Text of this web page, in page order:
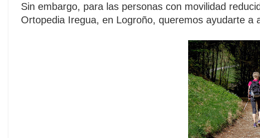
Sin embargo, para las personas con movilidad
Ortopedia Iregua, en Logroño, queremos ayudarte